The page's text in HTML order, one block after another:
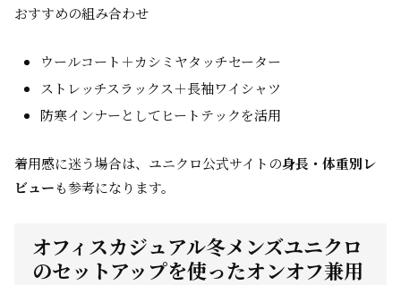
おすすめの組み合わせ
ウールコート＋カシミヤタッチセーター
ストレッチスラックス＋長袖ワイシャツ
防寒インナーとしてヒートテックを活用
着用感に迷う場合は、ユニクロ公式サイトの身長・体重別レ
ビューも参考になります。
オフィスカジュアル冬メンズユニクロ
のセットアップを使ったオンオフ兼用